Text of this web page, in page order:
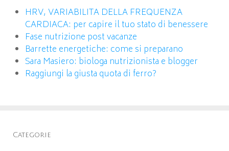
HRV, VARIABILITA DELLA FREQUENZA
CARDIACA: per capire il tuo stato di benessere
Fase nutrizione post vacanze
Barrette energetiche: come si preparano
Sara Masiero: biologa nutrizionista e blogger
Raggiungi la giusta quota di ferro?
Categorie